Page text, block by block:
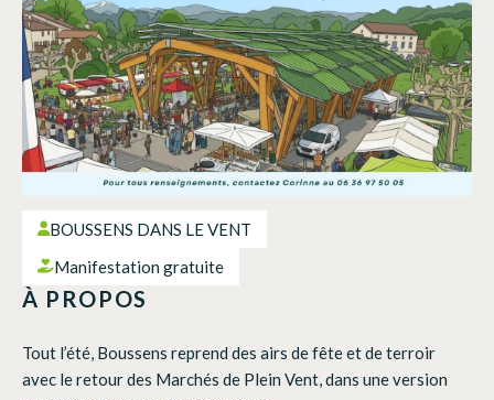
BOUSSENS DANS LE VENT
Manifestation gratuite
À PROPOS
Tout l’été, Boussens reprend des airs de fête et de terroir
avec le retour des Marchés de Plein Vent, dans une version